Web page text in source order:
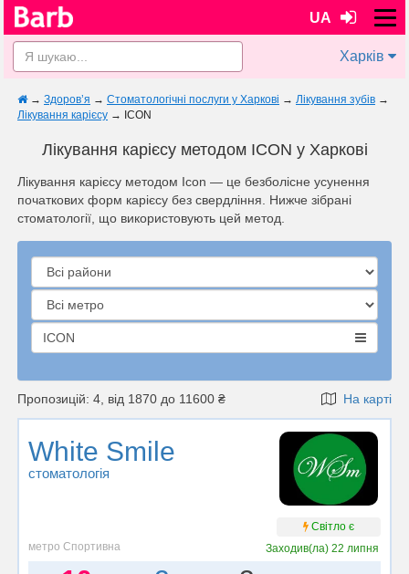
UA
Харків
→ Здоров’я → Стоматологічні послуги у Харкові → Лікування зубів →
Лікування карієсу → ICON
Лікування карієсу методом ICON у Харкові
Лікування карієсу методом Icon — це безболісне усунення
початкових форм карієсу без свердління. Нижче зібрані
стоматології, що використовують цей метод.
ICON
Пропозицій: 4, від 1870 до 11600 ₴ На карті
White Smile
стоматологія
Світло є
метро Спортивна
Заходив(ла) 22 липня